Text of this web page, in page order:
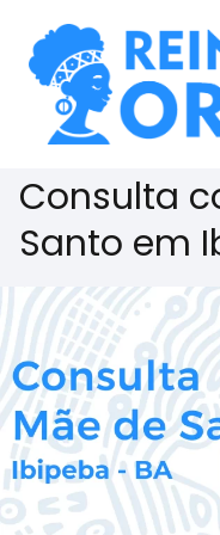
Consulta
Santo em